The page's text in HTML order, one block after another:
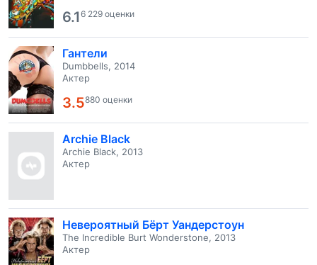
6.16 229 оценки
Гантели
Dumbbells, 2014
Актер
3.5880 оценки
Archie Black
Archie Black, 2013
Актер
Невероятный Бёрт Уандерстоун
The Incredible Burt Wonderstone, 2013
Актер